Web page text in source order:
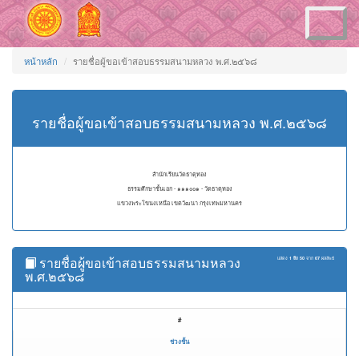
Toggle
navigation
หน้าหลัก รายชื่อผู้ขอเข้าสอบธรรมสนามหลวง พ.ศ.๒๕๖๘
รายชื่อผู้ขอเข้าสอบธรรมสนามหลวง พ.ศ.๒๕๖๘
สำนักเรียนวัดธาตุทอง
ธรรมศึกษาชั้นเอก - ๑๑๑๐๐๑ - วัดธาตุทอง
แขวงพระโขนงเหนือ เขตวัฒนา กรุงเทพมหานคร
แสดง 1 ถึง 50 จาก 67 ผลลัพธ์
รายชื่อผู้ขอเข้าสอบธรรมสนามหลวง
พ.ศ.๒๕๖๘
#
ช่วงชั้น